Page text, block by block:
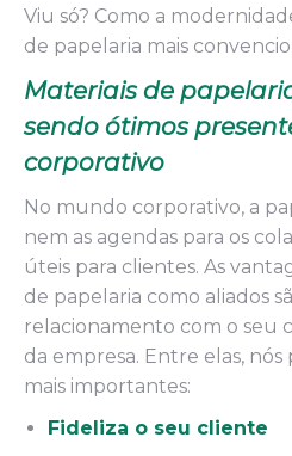
Viu só? Como a
de papelaria mais
Materiais de
sendo ótimos
corporativo
No mundo corporativo, a
nem as agendas para os
úteis para clientes. As
de papelaria como aliados
relacionamento com o seu
da empresa. Entre elas,
mais importantes:
Fideliza o seu cliente